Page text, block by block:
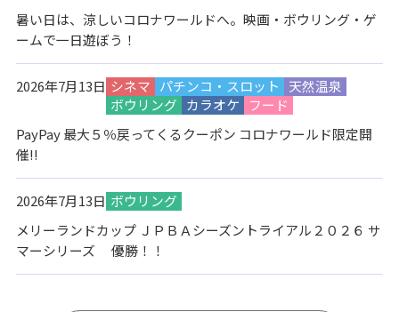
暑い日は、涼しいコロナワールドへ。映画・ボウリング・ゲ
ームで一日遊ぼう！
2026年7月13日 シネマ パチンコ・スロット
天然温泉
ボウリング カラオケ
フード
PayPay 最大５％戻ってくるクーポン コロナワールド限定開
催!!
2026年7月13日 ボウリング
メリーランドカップ ＪＰＢＡシーズントライアル２０２６ サ
マーシリーズ 優勝！！